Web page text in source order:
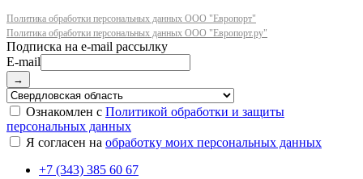
Политика обработки персональных данных ООО "Европорт"
Политика обработки персональных данных ООО "Европорт.ру"
E-mail
→
Ознакомлен с Политикой обработки и защиты
персональных данных
Я согласен на обработку моих персональных данных
+7 (343) 385 60 67